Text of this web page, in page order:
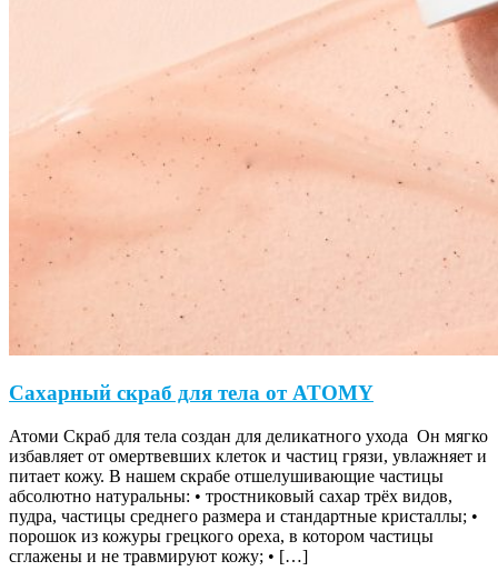
Сахарный скраб для тела от ATOMY
Атоми Скраб для тела создан для деликатного ухода Он мягко
избавляет от омертвевших клеток и частиц грязи, увлажняет и
питает кожу. В нашем скрабе отшелушивающие частицы
абсолютно натуральны: • тростниковый сахар трёх видов,
пудра, частицы среднего размера и стандартные кристаллы; •
порошок из кожуры грецкого ореха, в котором частицы
сглажены и не травмируют кожу; • […]